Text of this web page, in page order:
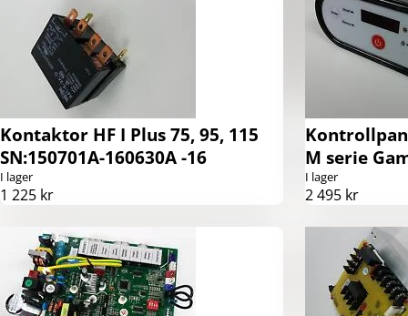
Kontaktor HF I Plus 75, 95, 115
SN:150701A-160630A -16
I lager
1 225 kr
M serie
I lager
2 495 kr